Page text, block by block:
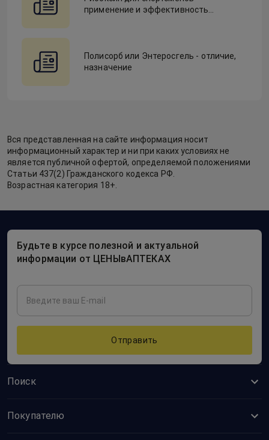
применение и эффективность
Полисорб или Энтеросгель - отличие,
назначение
Вся представленная на сайте информация носит
информационный характер и ни при каких условиях не
является публичной офертой, определяемой положениями
Статьи 437(2) Гражданского кодекса РФ.
Возрастная категория 18+.
Поиск
Покупателю
Будьте в курсе полезной и актуальной
информации от ЦЕНЫвАПТЕКАХ
Отправить